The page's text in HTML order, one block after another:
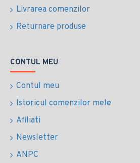
Livrarea comenzilor
Returnare produse
CONTUL MEU
Contul meu
Istoricul comenzilor mele
Afiliati
Newsletter
ANPC